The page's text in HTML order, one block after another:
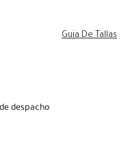
Guia De Tallas
despacho